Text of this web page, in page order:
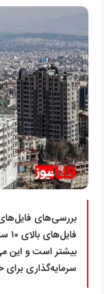
بررسی‌های
بیشتر است و این
سرمایه‌گذاری برای خرید مسکن